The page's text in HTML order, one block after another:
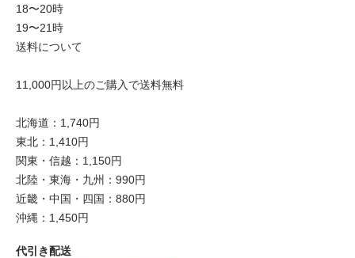
18〜20時
19〜21時
送料について
11,000円以上のご購入で送料無料
北海道：1,740円
東北：1,410円
関東・信越：1,150円
北陸・東海・九州：990円
近畿・中国・四国：880円
沖縄：1,450円
代引き配送